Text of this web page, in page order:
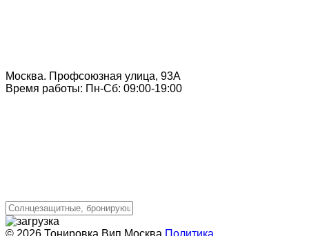
Москва. Профсоюзная улица, 93А
Время работы: Пн-Сб: 09:00-19:00
© 2026 Тонировка Вип Москва Политика